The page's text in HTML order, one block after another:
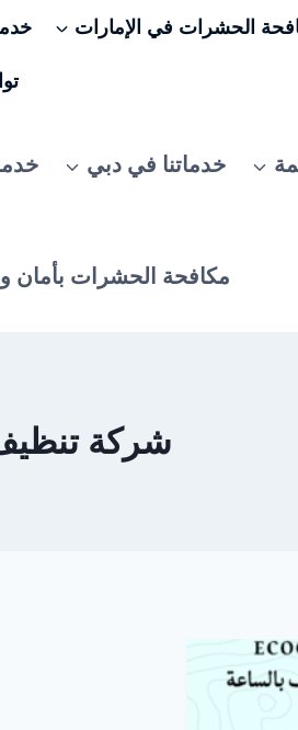
الحشرات في الإمارات
خدماتنا في دبي
مكافحة الحشرات بأمان
شركة